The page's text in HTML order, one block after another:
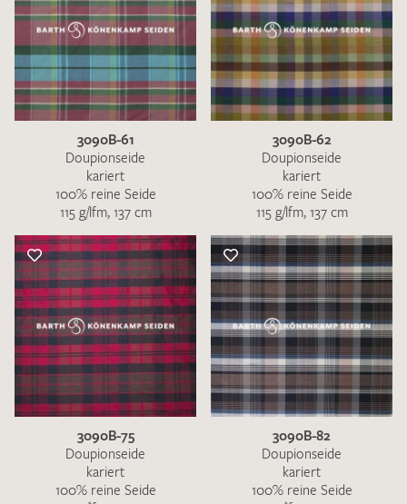
3090B-61
Doupionseide
kariert
100% reine Seide
115 g/lfm, 137 cm
3090B-62
Doupionseide
kariert
100% reine Seide
115 g/lfm, 137 cm
3090B-75
Doupionseide
kariert
100% reine Seide
3090B-82
Doupionseide
kariert
100% reine Seide